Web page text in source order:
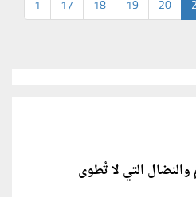
1 17 18 19 20
والنضال التي لا تُطوى